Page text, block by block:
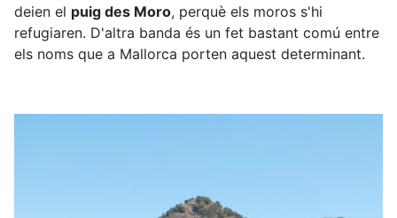
deien el puig des Moro, perquè els moros s'hi
refugiaren. D'altra banda és un fet bastant comú entre
els noms que a Mallorca porten aquest determinant.